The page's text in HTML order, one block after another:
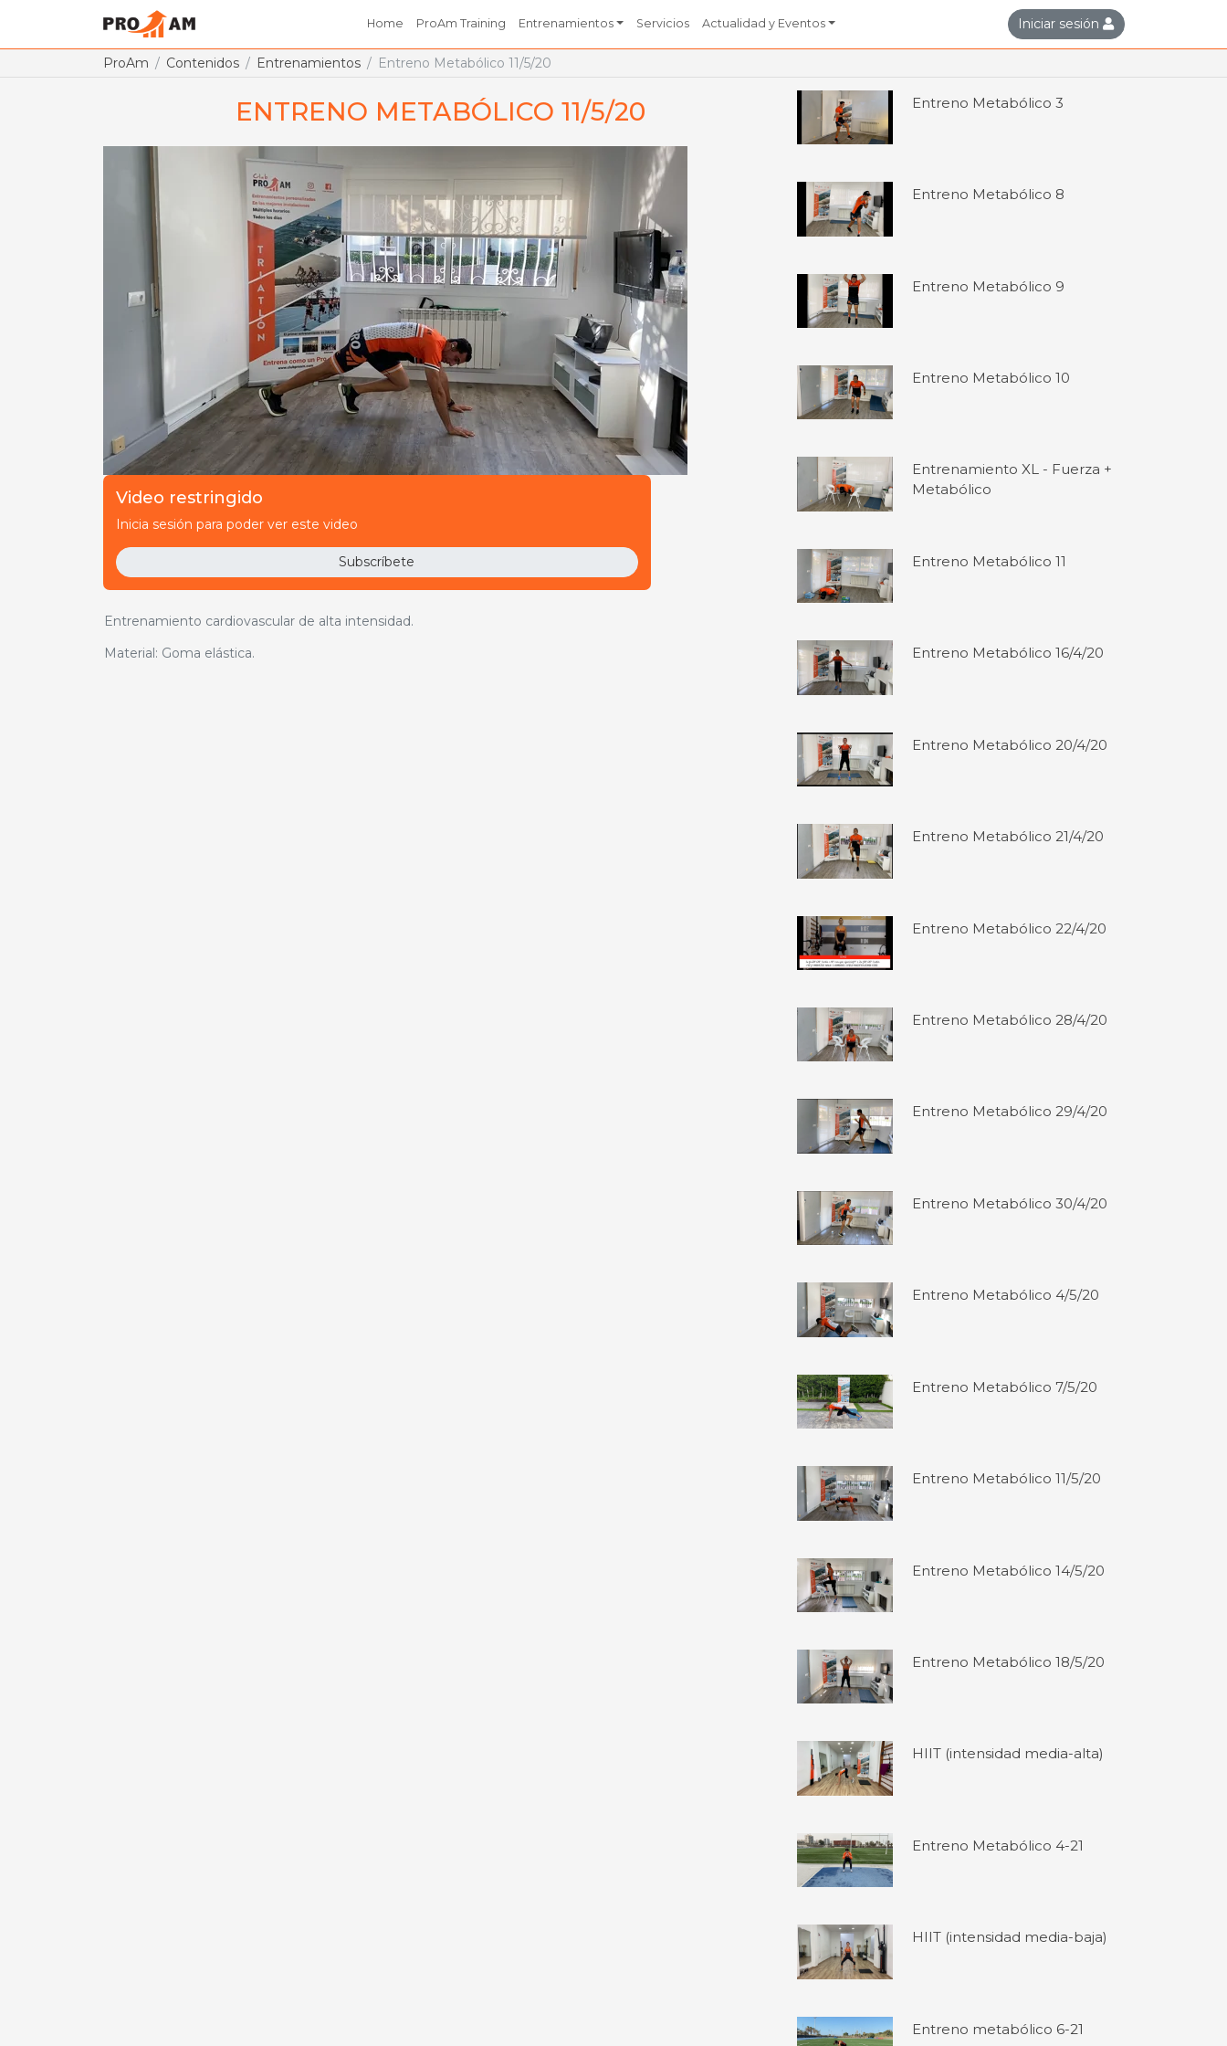
Home ProAm Training Entrenamientos Servicios Actualidad y Eventos Iniciar sesión
ProAm Contenidos Entrenamientos Entreno Metabólico 11/5/20
ENTRENO METABÓLICO 11/5/20
Video restringido
Inicia sesión para poder ver este video
Subscríbete
4,00€ o con suscripción.
Entrenamiento cardiovascular de alta intensidad.
Material: Goma elástica.
Entreno Metabólico 3
Entreno Metabólico 8
Entreno Metabólico 9
Entreno Metabólico 10
Entrenamiento XL - Fuerza +
Metabólico
Entreno Metabólico 11
Entreno Metabólico 16/4/20
Entreno Metabólico 20/4/20
Entreno Metabólico 21/4/20
Entreno Metabólico 22/4/20
Entreno Metabólico 28/4/20
Entreno Metabólico 29/4/20
Entreno Metabólico 30/4/20
Entreno Metabólico 4/5/20
Entreno Metabólico 7/5/20
Entreno Metabólico 11/5/20
Entreno Metabólico 14/5/20
Entreno Metabólico 18/5/20
HIIT (intensidad media-alta)
Entreno Metabólico 4-21
HIIT (intensidad media-baja)
Entreno metabólico 6-21